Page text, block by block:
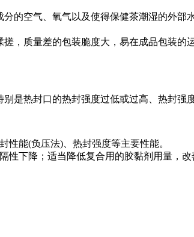
空气、氧气以及使得保健茶潮湿的外部
质量差的包装脆度大，易在成品包装的
热封口的热封强度过低或过高、热封强
能(负压法)、热封强度等主要性能。
下降；适当降低复合用的胶黏剂用量，改